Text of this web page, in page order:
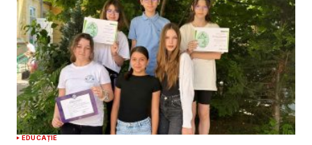
EDUCAȚIE